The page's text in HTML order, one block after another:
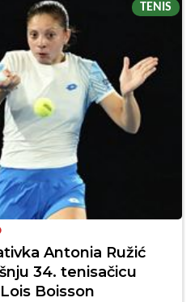
TENIS
Antonia Ružić
34. tenisačicu
Boisson